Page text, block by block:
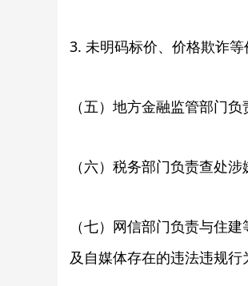
3. 未明码标价、价格欺诈等
（五）地方金融监管部门
（六）税务部门负责查处
（七）网信部门负责与住
及自媒体存在的违法违规行